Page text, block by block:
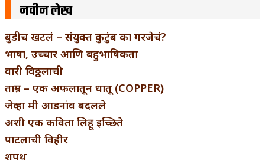
नवीन लेख
बुडीच खटलं – संयुक्त कुटुंब का गरजेचं?
भाषा, उच्चार आणि बहुभाषिकता
वारी विठ्ठलाची
ताम्र – एक अफलातून धातू (COPPER)
जेव्हा मी आडनांव बदलले
अशी एक कविता लिहू इच्छिते
पाटलाची विहीर
शपथ